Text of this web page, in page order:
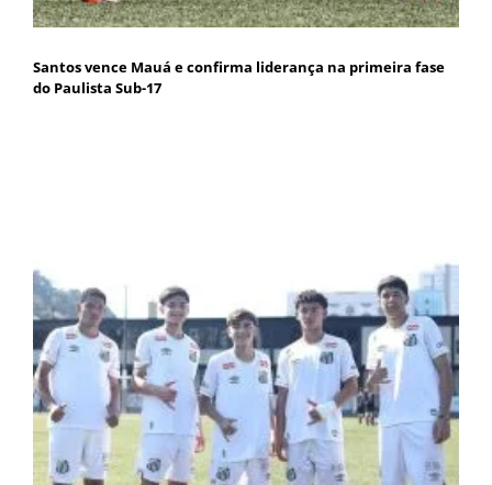
Santos vence Mauá e confirma liderança na primeira fase
do Paulista Sub-17